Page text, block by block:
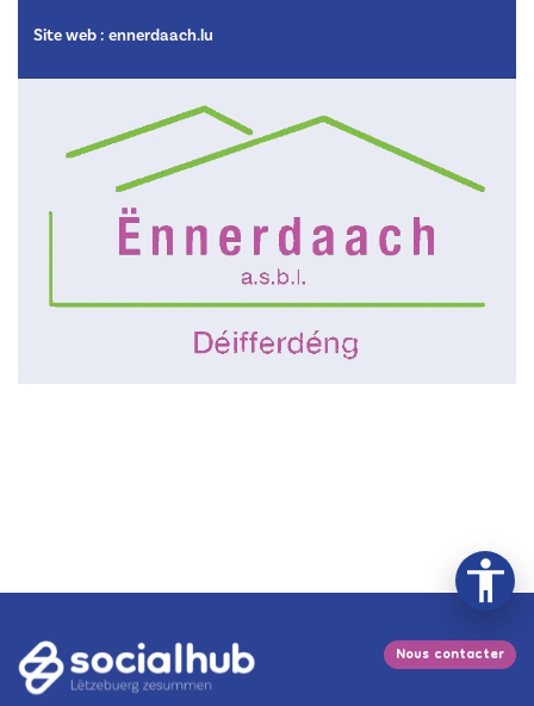
Site web : ennerdaach.lu
Nous contacter